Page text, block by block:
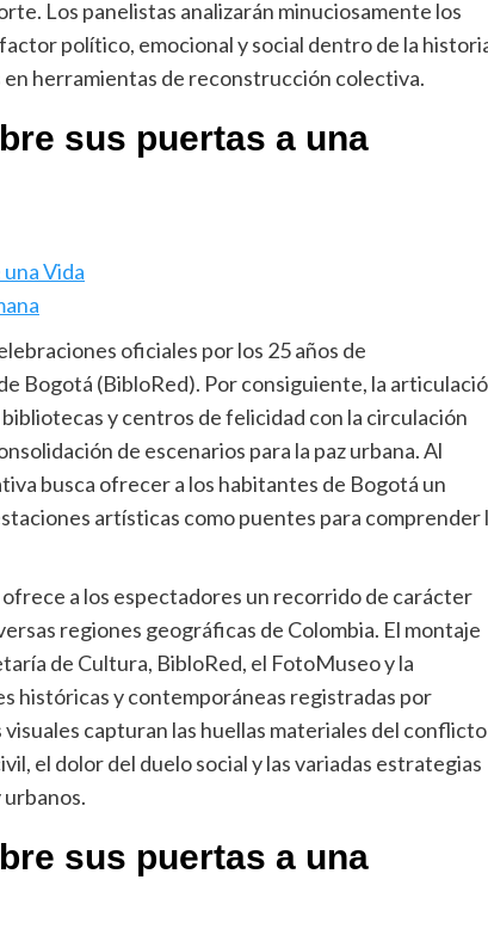
Los panelistas analizarán minuciosamente los
político, emocional y social dentro de la
herramientas de reconstrucción colectiva.
sus puertas a una
Vida
oficiales por los 25 años de
Bogotá (BibloRed). Por consiguiente, la
y centros de felicidad con la circulación
de escenarios para la paz urbana. Al
busca ofrecer a los habitantes de Bogotá un
artísticas como puentes para comprender
a los espectadores un recorrido de carácter
regiones geográficas de Colombia. El montaje
de Cultura, BibloRed, el FotoMuseo y la
históricas y contemporáneas registradas por
capturan las huellas materiales del conflicto
el dolor del duelo social y las variadas estrategias
sus puertas a una